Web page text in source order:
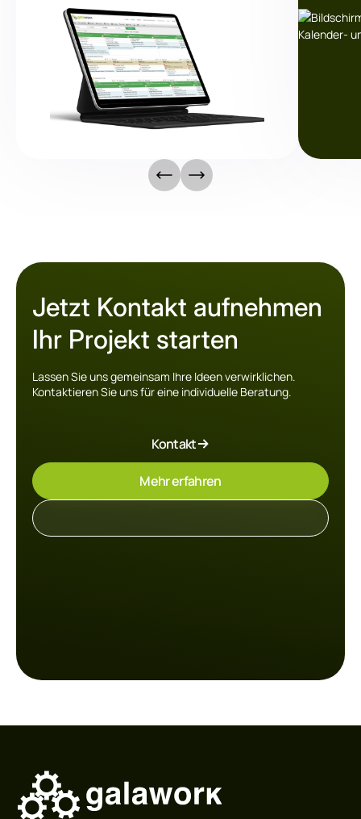
Jetzt Kontakt aufnehmen
Ihr Projekt starten
Lassen Sie uns gemeinsam Ihre Ideen verwirklichen.
Kontaktieren Sie uns für eine individuelle Beratung.
Kontakt
Mehr erfahren